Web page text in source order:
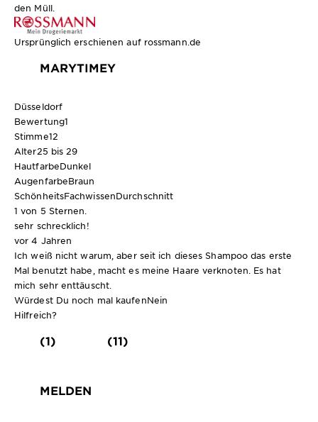
den Müll.
Ursprünglich erschienen auf rossmann.de
MARYTIMEY
Düsseldorf
Bewertung1
Stimme12
Alter25 bis 29
HautfarbeDunkel
AugenfarbeBraun
SchönheitsFachwissenDurchschnitt
1 von 5 Sternen.
sehr schrecklich!
vor 4 Jahren
Ich weiß nicht warum, aber seit ich dieses Shampoo das erste
Mal benutzt habe, macht es meine Haare verknoten. Es hat
mich sehr enttäuscht.
Würdest Du noch mal kaufenNein
Hilfreich?
(1) (11)
MELDEN